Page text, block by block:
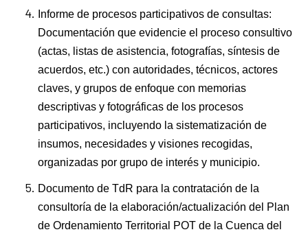
Informe de procesos participativos de consultas:
Documentación que evidencie el proceso consultivo
(actas, listas de asistencia, fotografías, síntesis de
acuerdos, etc.) con autoridades, técnicos, actores
claves, y grupos de enfoque con memorias
descriptivas y fotográficas de los procesos
participativos, incluyendo la sistematización de
insumos, necesidades y visiones recogidas,
organizadas por grupo de interés y municipio.
Documento de TdR para la contratación de la
consultoría de la elaboración/actualización del Plan
de Ordenamiento Territorial POT de la Cuenca del